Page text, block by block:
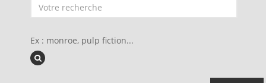
Ex : monroe, pulp fiction...